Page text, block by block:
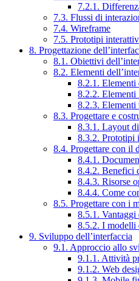
7.2.1.
7.3. Flussi di
7.4. Wireframe
7.5. Prototipi
8. Progettazione
8.1. Obiettivi
8.2. Elementi
8.2.1. Elementi
8.2.2. Elementi
8.2.3. Elementi
8.3. Progettare e
8.3.1. Layout
8.3.2. Prototipi
8.4. Progettare con il
8.4.1.
8.4.2. Benefici
8.4.3. Risorse
8.4.4. Come
8.5. Progettare con i
8.5.1.
8.5.2. I modelli
9. Sviluppo dell’interfaccia
9.1. Approccio allo
9.1.1. Attività
9.1.2. Web